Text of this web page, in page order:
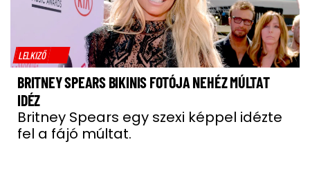
LELKIZŐ
BRITNEY SPEARS BIKINIS FOTÓJA NEHÉZ MÚLTAT
IDÉZ
Britney Spears egy szexi képpel idézte
fel a fájó múltat.